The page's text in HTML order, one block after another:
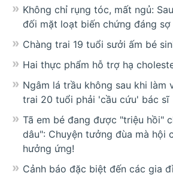
Không chỉ rụng tóc, mất ngủ:
đối mặt loạt biến chứng đáng sợ
Chàng trai 19 tuổi sưởi ấm bé
Hai thực phẩm hỗ trợ hạ
Ngâm lá trầu không sau khi làm
trai 20 tuổi phải 'cầu cứu' bác sĩ
Tã em bé đang được "triệu hồi"
dâu": Chuyện tưởng đùa mà hội
hưởng ứng!
Cảnh báo đặc biệt đến các gia